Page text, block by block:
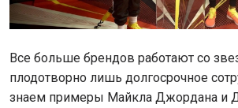
Все больше брендов работают со
плодотворно лишь долгосрочное
знаем примеры Майкла Джордана и